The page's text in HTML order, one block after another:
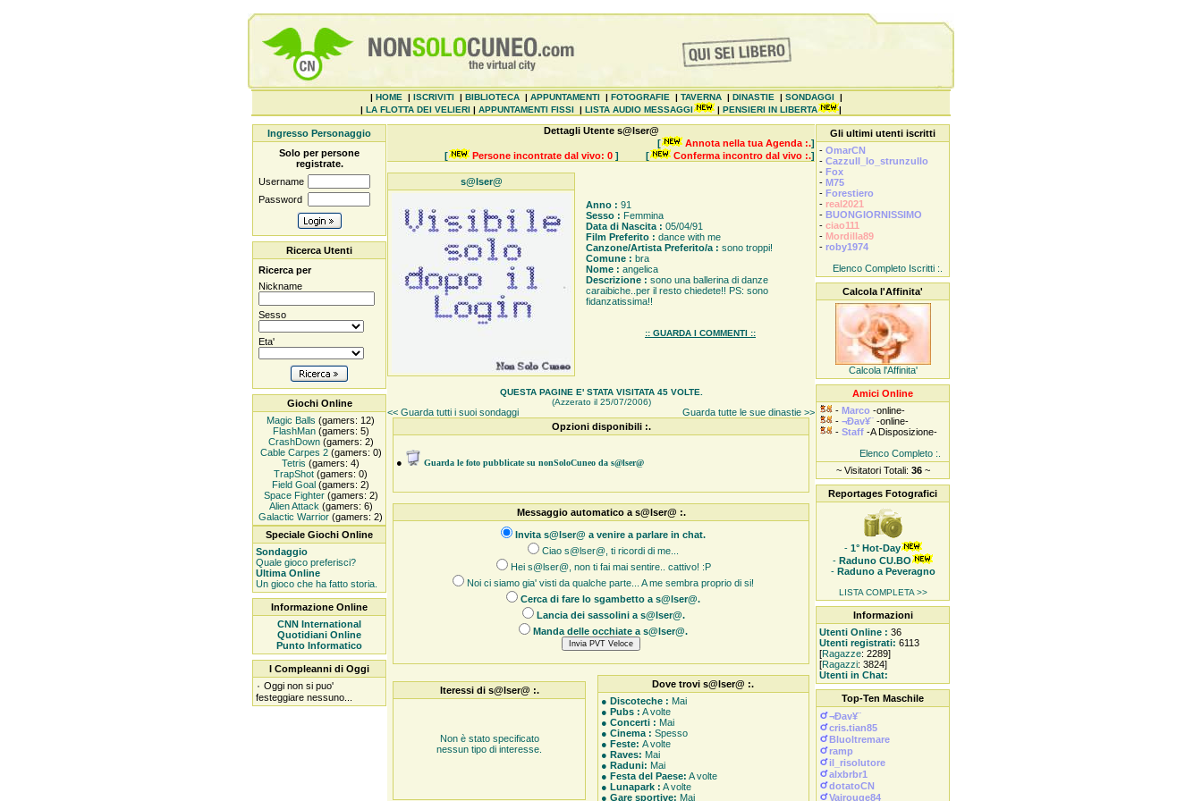
| HOME | ISCRIVITI| BIBLIOTECA| APPUNTAMENTI| FOTOGRAFIE | TAVERNA| DINASTIE | SONDAGGI|
| LA FLOTTA DEI VELIERI | APPUNTAMENTI FISSI | LISTA AUDIO MESSAGGI | PENSIERI IN LIBERTA |
Ingresso Personaggio
Solo per persone
registrate.
Username
Password
Ricerca Utenti
Ricerca per
Nickname
Sesso
Eta'
Giochi Online
Magic Balls (gamers: 12)
FlashMan(gamers: 5)
CrashDown(gamers: 2)
Cable Carpes 2(gamers: 0)
Tetris (gamers: 4)
TrapShot (gamers: 0)
Field Goal (gamers: 2)
Space Fighter(gamers: 2)
Alien Attack (gamers: 6)
Galactic Warrior (gamers: 2)
Speciale Giochi Online
Sondaggio
Quale gioco preferisci?
Ultima Online
Un gioco che ha fatto storia.
Informazione Online
CNN International
Quotidiani Online
Punto Informatico
I Compleanni di Oggi
۰ Oggi non si puo'
festeggiare nessuno...
Dettagli Utente s@lser@
[
Annota nella tua Agenda :.]
[
Persone incontrate dal vivo: 0 ] [ Conferma incontro dal vivo :.]
s@lser@
Anno : 91
Sesso : Femmina
Data di Nascita : 05/04/91
Film Preferito : dance with me
Canzone/Artista Preferito/a : sono troppi!
Comune : bra
Nome : angelica
Descrizione : sono una ballerina di danze
caraibiche..per il resto chiedete!! PS: sono
fidanzatissima!!
:: GUARDA I COMMENTI ::
QUESTA PAGINE E' STATA VISITATA 45 VOLTE.
(Azzerato il 25/07/2006)
<< Guarda tutti i suoi sondaggi
Guarda tutte le sue dinastie >>
Opzioni disponibili :.
● Guarda le foto pubblicate su nonSoloCuneo da s@lser@
Messaggio automatico a s@lser@ :.
Invita s@lser@ a venire a parlare in chat.
Ciao s@lser@, ti ricordi di me...
Hei s@lser@, non ti fai mai sentire.. cattivo! :P
Noi ci siamo gia' visti da qualche parte... A me sembra proprio di si!
Cerca di fare lo sgambetto a s@lser@.
Lancia dei sassolini a s@lser@.
Manda delle occhiate a s@lser@.
Iteressi di s@lser@ :.
Non è stato specificato
nessun tipo di interesse.
Dove trovi s@lser@ :.
● Discoteche : Mai
● Pubs : A volte
● Concerti : Mai
● Cinema : Spesso
● Feste: A volte
● Raves: Mai
● Raduni: Mai
● Festa del Paese: A volte
● Lunapark : A volte
● Gare sportive: Mai
Gli ultimi utenti iscritti
- OmarCN
- Cazzull_lo_strunzullo
- Fox
- M75
- Forestiero
- real2021
- BUONGIORNISSIMO
- ciao111
- Mordilla89
- roby1974
Elenco Completo Iscritti :.
Calcola l'Affinita'
Calcola l'Affinita'
Amici Online
- Marco -online-
- ¬Ðav¥¨ -online-
- Staff -A Disposizione-
Elenco Completo :.
~ Visitatori Totali: 36~
Reportages Fotografici
- 1° Hot-Day
- Raduno CU.BO
- Raduno a Peveragno
LISTA COMPLETA >>
Informazioni
Utenti Online : 36
Utenti registrati: 6113
[Ragazze: 2289]
[Ragazzi: 3824]
Utenti in Chat:
Top-Ten Maschile
¬Ðav¥¨
cris.tian85
Bluoltremare
ramp
il_risolutore
alxbrbr1
dotatoCN
Vairouge84